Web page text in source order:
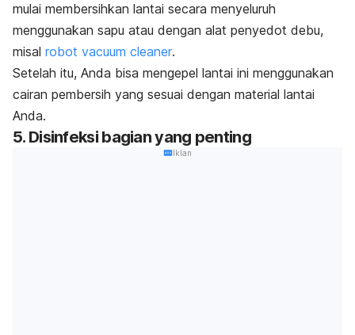
mulai membersihkan lantai secara menyeluruh
menggunakan sapu atau dengan alat penyedot debu,
misal robot vacuum cleaner.
Setelah itu, Anda bisa mengepel lantai ini menggunakan
cairan pembersih yang sesuai dengan material lantai
Anda.
5. Disinfeksi bagian yang penting
Iklan